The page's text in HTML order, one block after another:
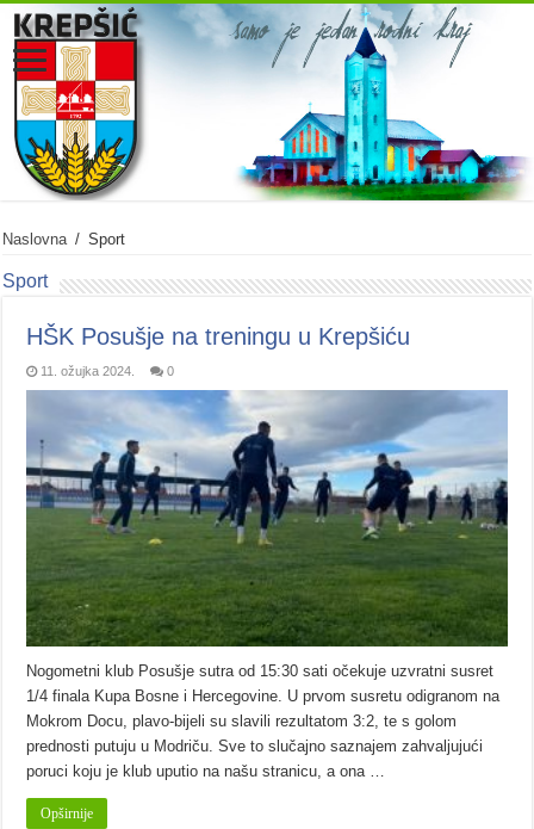
Naslovna / Sport
Sport
HŠK Posušje na treningu u Krepšiću
11. ožujka 2024. 0
Nogometni klub Posušje sutra od 15:30 sati očekuje uzvratni susret
1/4 finala Kupa Bosne i Hercegovine. U prvom susretu odigranom na
Mokrom Docu, plavo-bijeli su slavili rezultatom 3:2, te s golom
prednosti putuju u Modriču. Sve to slučajno saznajem zahvaljujući
poruci koju je klub uputio na našu stranicu, a ona …
Opširnije